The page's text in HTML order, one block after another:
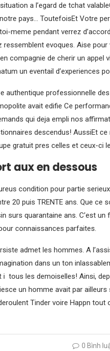
a l’egard de tchat
pays… ToutefoisEt Votre
meme pendant verrez
ressemblent evoques. Aise
compagnie de cherir un appel
un eventail d’experiences
authentique professionnelle
avait edifie Ce
qui deja empli nos
descendus! AussiEt
gratuit pres celles et ceux-ci
aux en dessous
condition pour partie
20 puis TRENTE ans. Que ce
surs quarantaine ans. C’est
connaissances parfaites.
admet les hommes. A
dans un ton
tous les demoiselles! Ainsi,
un homme avait par
Tinder voire Happn
0 Bình